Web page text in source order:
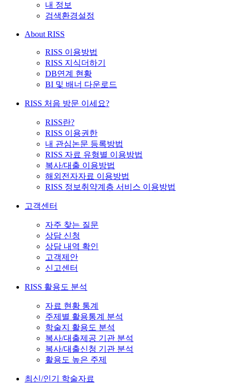
내 정보
검색환경설정
About RISS
RISS 이용방법
RISS 지식더하기
DB연계 현황
BI 및 배너 다운로드
RISS 처음 방문 이세요?
RISS란?
RISS 이용권한
내 관심논문 등록방법
RISS 자료 유형별 이용방법
복사/대출 이용방법
해외전자자료 이용방법
RISS 정보취약계층 서비스 이용방법
고객센터
자주 찾는 질문
상담 신청
상담 내역 확인
고객제안
신고센터
RISS 활용도 분석
자료 현황 통계
주제별 활용통계 분석
학술지 활용도 분석
복사/대출제공 기관 분석
복사/대출신청 기관 분석
활용도 높은 주제
최신/인기 학술자료